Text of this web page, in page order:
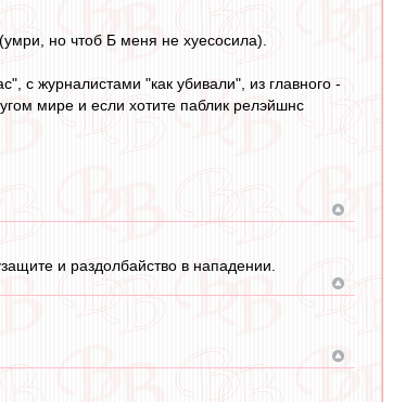
но чтоб Б меня не хуесосила).
с журналистами "как убивали", из главного -
мире и если хотите паблик релэйшнс
и раздолбайство в нападении.